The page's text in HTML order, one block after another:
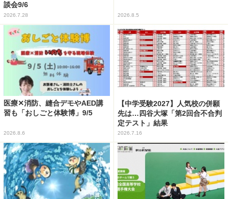
談会9/6
2026.7.28 2026.8.5
医療✕消防、縫合デモやAED講
習も「おしごと体験博」9/5
2026.8.6
【中学受験2027】人気校の併願
先は…四谷大塚「第2回合不合判
定テスト」結果
2026.7.16